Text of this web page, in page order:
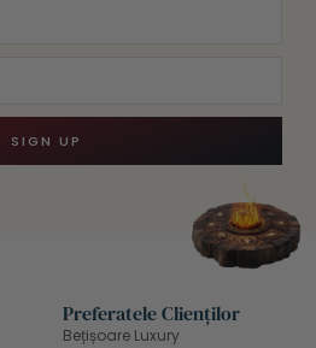
SIGN UP
Preferatele Clienților
Bețișoare Luxury